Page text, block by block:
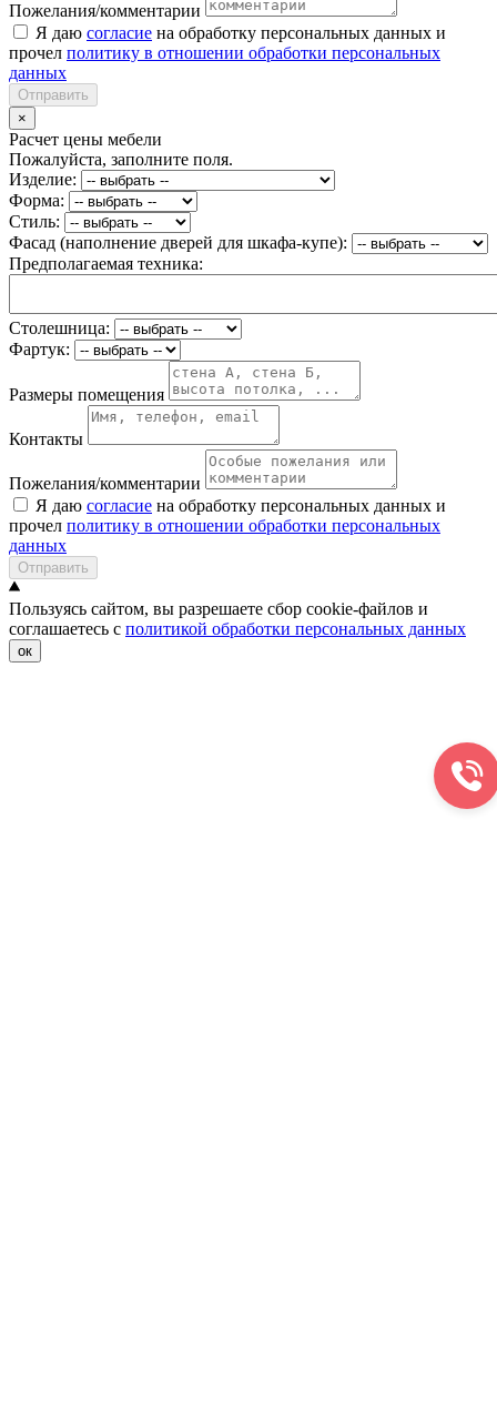
Пожелания/комментарии
Я даю согласие на обработку персональных данных и
прочел политику в отношении обработки персональных
данных
Отправить
×
Расчет цены мебели
Пожалуйста, заполните поля.
Изделие:
Форма:
Стиль:
Фасад (наполнение дверей для шкафа-купе):
Предполагаемая техника:
Столешница:
Фартук:
Размеры помещения
Контакты
Пожелания/комментарии
Я даю согласие на обработку персональных данных и
прочел политику в отношении обработки персональных
данных
Отправить
Пользуясь сайтом, вы разрешаете сбор cookie-файлов и
соглашаетесь с политикой обработки персональных данных
ок